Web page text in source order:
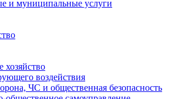
и муниципальные услуги
воздействия
ЧС и общественная безопасность